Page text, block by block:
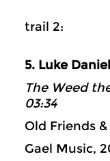
5. Luke
The Weed
03:34
Old Friends
Gael Music,